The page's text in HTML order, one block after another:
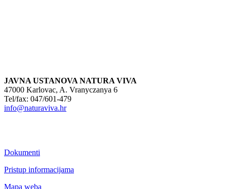
JAVNA USTANOVA NATURA VIVA
47000 Karlovac, A. Vranyczanya 6
Tel/fax: 047/601-479
info@naturaviva.hr
Dokumenti
Pristup informacijama
Mapa weba